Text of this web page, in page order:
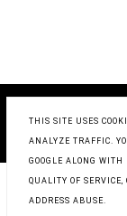
THIS SITE USES
ANALYZE TRAFFIC.
GOOGLE ALONG
QUALITY OF
ADDRESS ABUSE.